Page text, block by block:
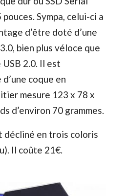
Sympa, celui-ci a
d’être doté d’une
bien plus véloce que
2.0. Il est
coque en
mesure 123 x 78 x
d’environ 70 grammes.
décliné en trois coloris
Il coûte 21€.